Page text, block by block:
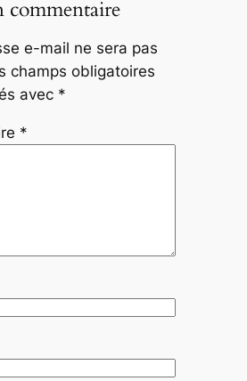
commentaire
e-mail ne sera pas
champs obligatoires
avec *
*